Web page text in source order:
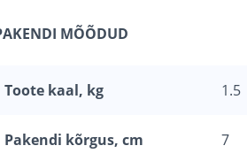
MÕÕDUD
Toote kaal, kg 1.5
Pakendi kõrgus, cm 7